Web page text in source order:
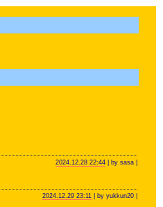
2024.12.28 22:44 | by sasa |
2024.12.29 23:11 | by yukkun20 |